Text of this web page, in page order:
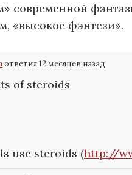
современной
«высокое фэнтези».
ответил 12 месяцев назад
of steroids
use steroids (http://